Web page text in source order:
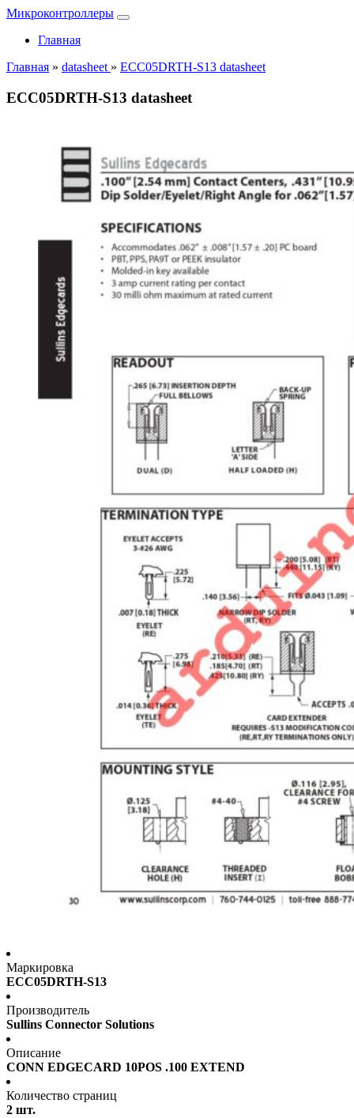
Микроконтроллеры
Главная
Главная » datasheet » ECC05DRTH-S13 datasheet
ECC05DRTH-S13 datasheet
Маркировка
ECC05DRTH-S13
Производитель
Sullins Connector Solutions
Описание
CONN EDGECARD 10POS .100 EXTEND
Количество страниц
2 шт.